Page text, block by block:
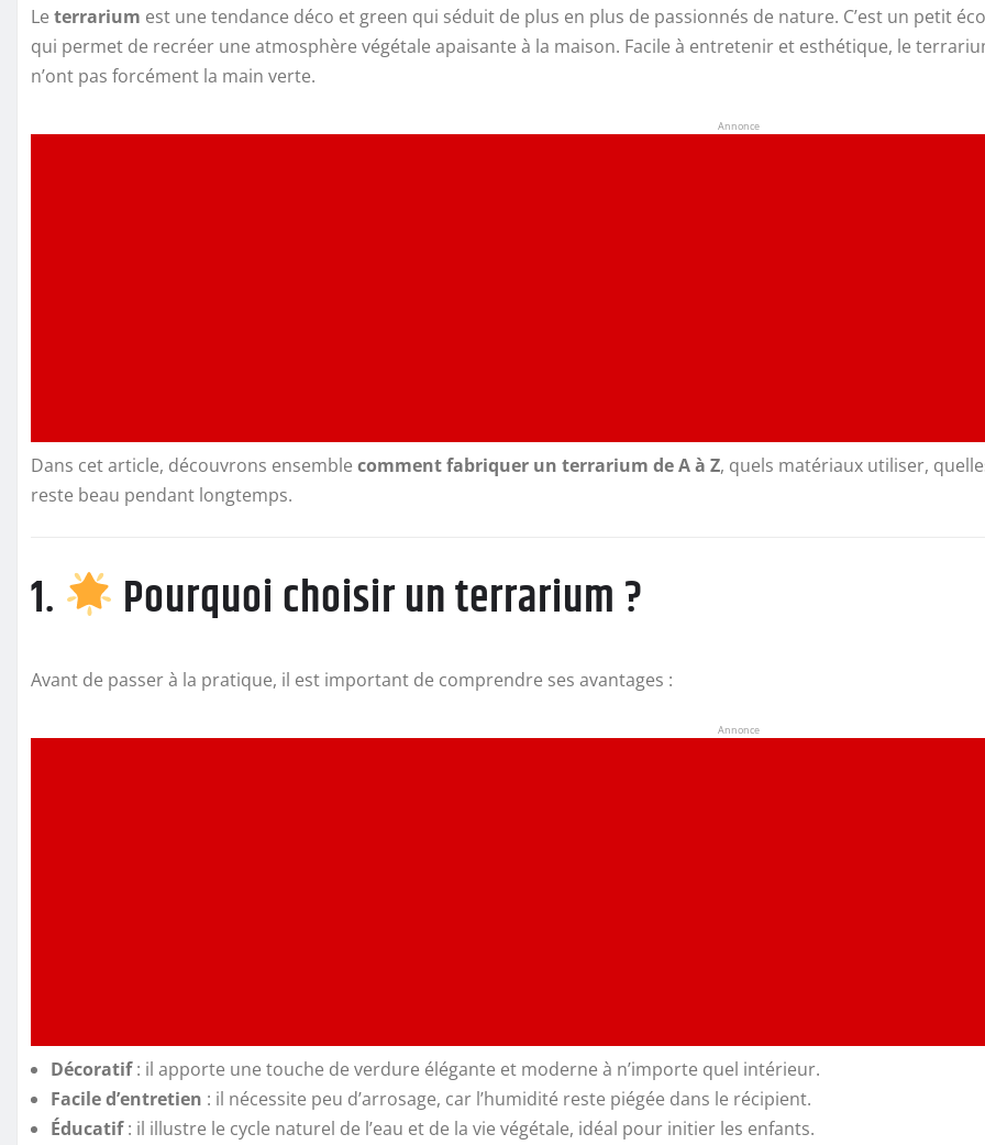
Le terrarium est une tendance déco et green qui séduit de plus en plus de passionnés de nature. C’est un petit
qui permet de recréer une atmosphère végétale apaisante à la maison. Facile à entretenir et esthétique, le
n’ont pas forcément la main verte.
Annonce
Dans cet article, découvrons ensemble comment fabriquer un terrarium de A à Z, quels matériaux utiliser,
reste beau pendant longtemps.
1. Pourquoi choisir un terrarium ?
Avant de passer à la pratique, il est important de comprendre ses avantages :
Annonce
Décoratif: il apporte une touche de verdure élégante et moderne à n’importe quel intérieur.
Facile d’entretien : il nécessite peu d’arrosage, car l’humidité reste piégée dans le récipient.
Éducatif: il illustre le cycle naturel de l’eau et de la vie végétale, idéal pour initier les enfants.